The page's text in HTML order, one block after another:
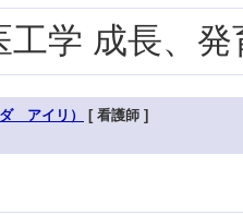
工学 成長、発
アイリ） [ 看護師 ]